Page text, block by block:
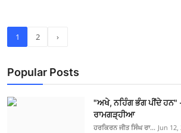
1 2 ›
Popular Posts
"ਅਖੇ, ਨਹਿੰਗ ਭੰਗ ਪੀਂਦੇ ਹਨ"
ਰਾਮਗੜ੍ਹੀਆ
ਹਰਕਿਰਨ ਜੀਤ ਸਿੰਘ ਰਾ... Jun 12,